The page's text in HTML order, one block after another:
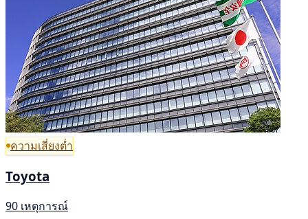
ความเสี่ยงต่ำ
Toyota
90 เหตุการณ์